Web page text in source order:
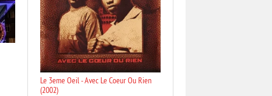
Le 3eme Oeil - Avec Le Coeur Ou Rien
(2002)